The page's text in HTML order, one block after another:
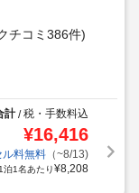
チコミ386件)
計/税・手数料込
¥16,416
ル料無料（~8/13)
1泊1名あたり¥8,208